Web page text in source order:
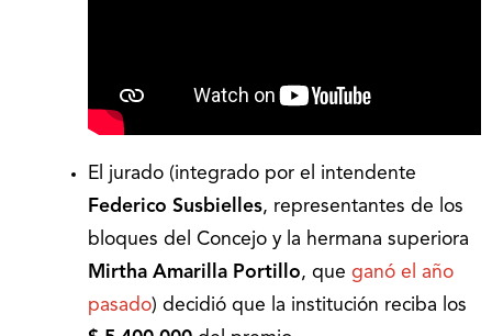
El jurado (integrado por el intendente
Federico Susbielles, representantes de los
bloques del Concejo y la hermana superiora
Mirtha Amarilla Portillo, que ganó el año
pasado) decidió que la institución reciba los